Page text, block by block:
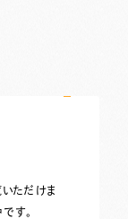
ただけま
す。